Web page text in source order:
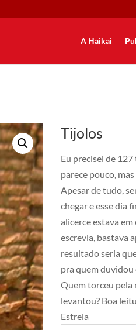
A Haikai
Tijolos
Eu precisei de
parece pouco,
Apesar de tudo,
chegar e esse dia
alicerce estava em
escrevia, bastava
resultado seria
pra quem duvidou
Quem torceu pela
levantou? Boa
Estrela